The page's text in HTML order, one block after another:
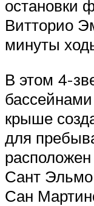
остановки
Витторио
минуты
В этом 4-
крыше
для
Сант Эльмо
Сан